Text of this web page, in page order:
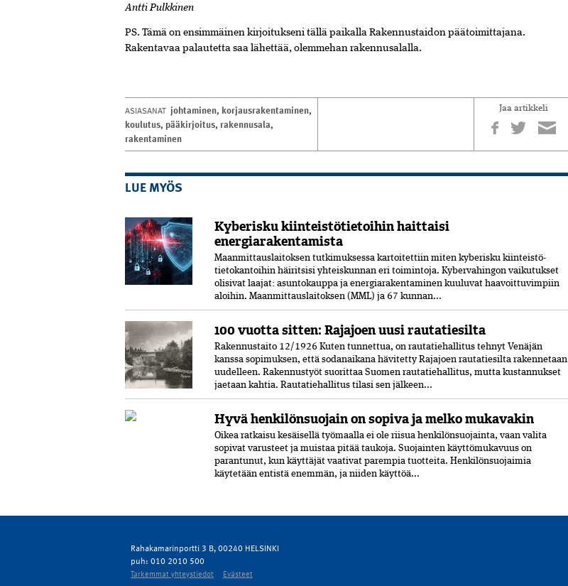
Antti Pulkkinen
PS. Tämä on ensimmäinen kirjoitukseni tällä paikalla Rakennustaidon päätoimittajana.
Rakentavaa palautetta saa lähettää, olemmehan rakennusalalla.
ASIASANAT johtaminen, korjausrakentaminen,
koulutus, pääkirjoitus, rakennusala,
rakentaminen
Jaa artikkeli
LUE MYÖS
Kyberisku kiinteistötietoihin haittaisi
energiarakentamista
Maanmittauslaitoksen tutkimuksessa kartoitettiin miten kyberisku kiinteistö­
tietokantoihin häiritsisi yhteiskunnan eri toimintoja. Kyber­vahingon vaikutukset
olisivat laajat: asuntokauppa ja energia­rakentaminen kuuluvat haavoittuvimpiin
aloihin. Maanmittauslaitoksen (MML) ja 67 kunnan...
100 vuotta sitten: Rajajoen uusi rautatiesilta
Rakennustaito 12/1926 Kuten tunnettua, on rautatiehallitus tehnyt Venäjän
kanssa sopimuksen, että sodanaikana hävitetty Rajajoen rautatiesilta rakennetaan
uudelleen. Rakennustyöt suorittaa Suomen rautatiehallitus, mutta kustannukset
jaetaan kahtia. Rautatiehallitus tilasi sen jälkeen...
Hyvä henkilönsuojain on sopiva ja melko mukavakin
Oikea ratkaisu kesäisellä työmaalla ei ole riisua henkilönsuojainta, vaan valita
sopivat varusteet ja muistaa pitää taukoja. Suojainten käyttömukavuus on
parantunut, kun käyttäjät vaativat parempia tuotteita. Henkilönsuojaimia
käytetään entistä enemmän, ja niiden käyttöä...
Rahakamarinportti 3 B, 00240 HELSINKI
puh: 010 2010 500
Tarkemmat yhteystiedot Evästeet